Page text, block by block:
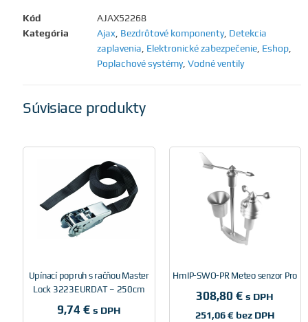
Kód
AJAX52268
Kategória
Ajax, Bezdrôtové komponenty, Detekcia
zaplavenia, Elektronické zabezpečenie, Eshop,
Poplachové systémy, Vodné ventily
Súvisiace produkty
Upínací popruh s račňou Master
Lock 3223EURDAT – 250cm
9,74 € s DPH
HmIP-SWO-PR Meteo senzor Pro
308,80€ s DPH
251,06€bez DPH